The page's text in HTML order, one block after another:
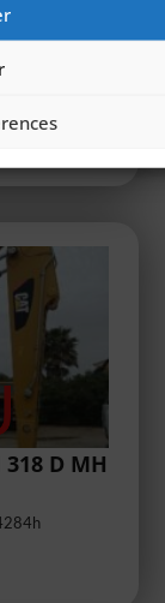
D MH